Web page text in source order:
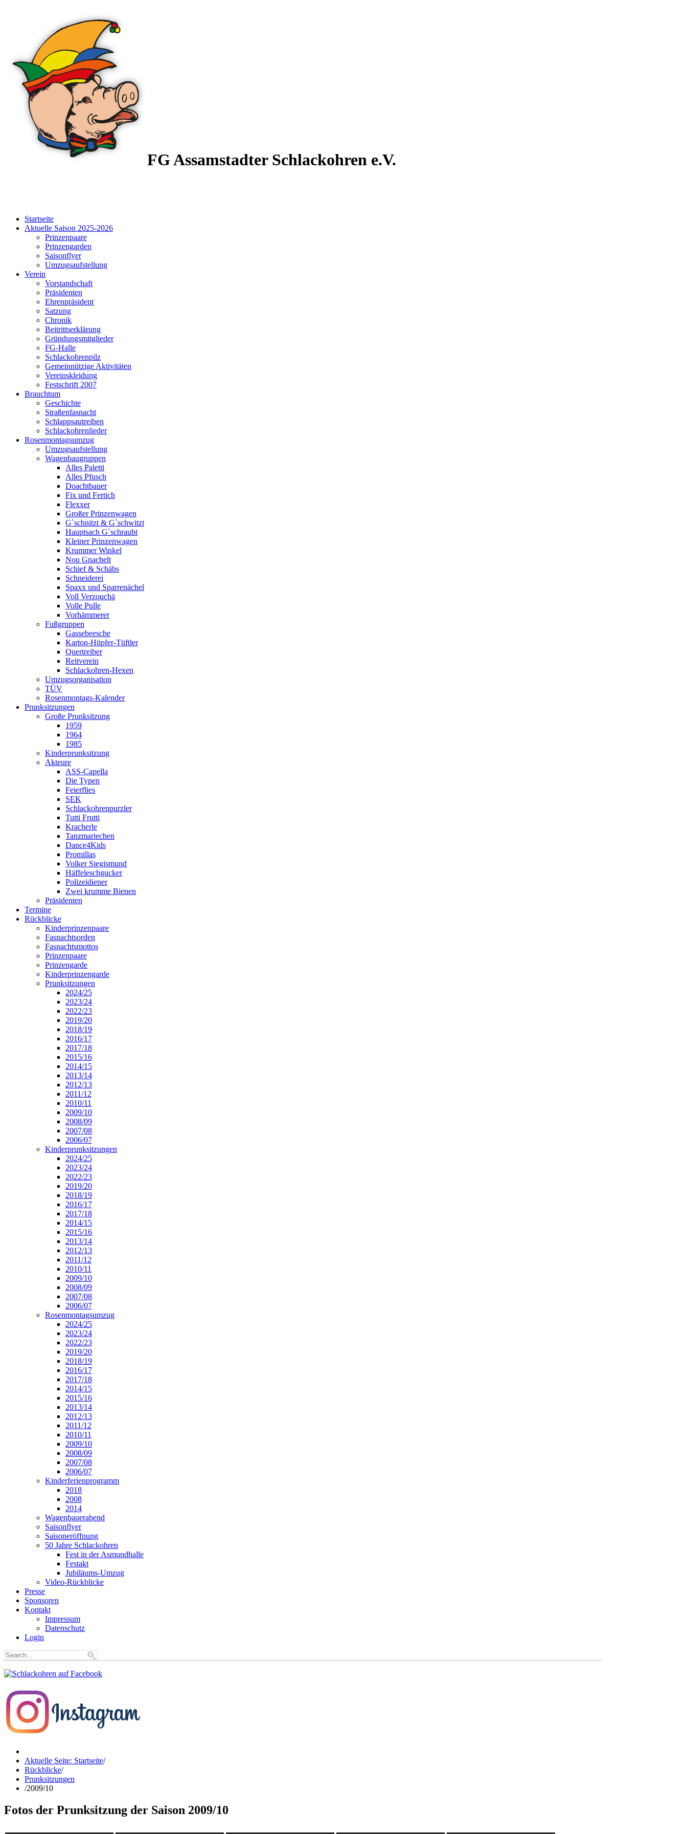
FG Assamstadter Schlackohren e.V.
Startseite
Aktuelle Saison 2025-2026
Prinzenpaare
Prinzengarden
Saisonflyer
Umzugsaufstellung
Verein
Vorstandschaft
Präsidenten
Ehrenpräsident
Satzung
Chronik
Beitrittserklärung
Gründungsmitglieder
FG-Halle
Schlackohrenpilz
Gemeinnützige Aktivitäten
Vereinskleidung
Festschrift 2007
Brauchtum
Geschichte
Straßenfasnacht
Schlappsautreiben
Schlackohrenlieder
Rosenmontagsumzug
Umzugsaufstellung
Wagenbaugruppen
Alles Paletti
Alles Pfusch
Doachtbauer
Fix und Fertich
Flexxer
Großer Prinzenwagen
Gˋschnitzt & Gˋschwitzt
Hauptsach G`schraubt
Kleiner Prinzenwagen
Krummer Winkel
Nou Gnachelt
Schief & Schäbs
Schneiderei
Spaxx und Sparrenächel
Voll Verzouchä
Volle Pulle
Vorhämmerer
Fußgruppen
Gassebeesche
Karton-Hüpfer-Tüftler
Quertreiber
Reitverein
Schlackohren-Hexen
Umzugsorganisation
TÜV
Rosenmontags-Kalender
Prunksitzungen
Große Prunksitzung
1959
1964
1985
Kinderprunksitzung
Akteure
ASS-Capella
Die Typen
Feierflies
SEK
Schlackohrenpurzler
Tutti Frutti
Kracherle
Tanzmariechen
Dance4Kids
Promillas
Volker Siegismund
Häffeleschgucker
Polizeidiener
Zwei krumme Bienen
Präsidenten
Termine
Rückblicke
Kinderprinzenpaare
Fasnachtsorden
Fasnachtsmottos
Prinzenpaare
Prinzengarde
Kinderprinzengarde
Prunksitzungen
2024/25
2023/24
2022/23
2019/20
2018/19
2016/17
2017/18
2015/16
2014/15
2013/14
2012/13
2011/12
2010/11
2009/10
2008/09
2007/08
2006/07
Kinderprunksitzungen
2024/25
2023/24
2022/23
2019/20
2018/19
2016/17
2017/18
2014/15
2015/16
2013/14
2012/13
2011/12
2010/11
2009/10
2008/09
2007/08
2006/07
Rosenmontagsumzug
2024/25
2023/24
2022/23
2019/20
2018/19
2016/17
2017/18
2014/15
2015/16
2013/14
2012/13
2011/12
2010/11
2009/10
2008/09
2007/08
2006/07
Kinderferienprogramm
2018
2008
2014
Wagenbauerabend
Saisonflyer
Saisoneröffnung
50 Jahre Schlackohren
Fest in der Asmundhalle
Festakt
Jubiläums-Umzug
Video-Rückblicke
Presse
Sponsoren
Kontakt
Impressum
Datenschutz
Login
Aktuelle Seite: Startseite/
Rückblicke/
Prunksitzungen
/2009/10
Fotos der Prunksitzung der Saison 2009/10